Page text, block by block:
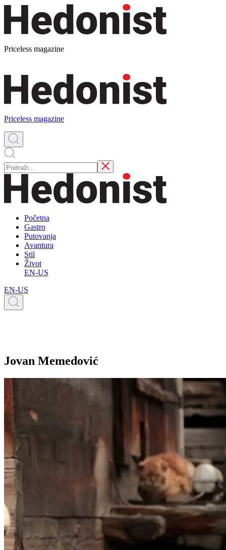
Priceless magazine
Priceless magazine
Početna
Gastro
Putovanja
Avantura
Stil
Život
EN-US
EN-US
Jovan Memedović